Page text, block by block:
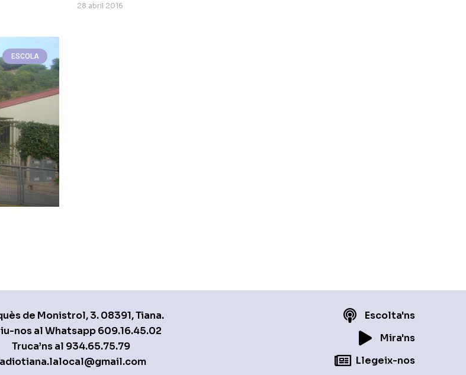
28 abril 2016
ESCOLA
de Monistrol, 3. 08391, Tiana.
nos al Whatsapp609.16.45.02
Truca’ns al 934.65.75.79
Escolta'ns
Mira'ns
Llegeix-nos